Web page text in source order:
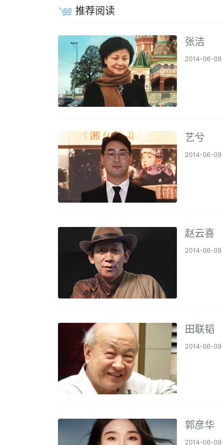
推荐阅读
张洁
2014-06-09
艺兮
2014-06-09
赵云喜
2014-06-09
田联韬
2014-06-09
郭彦华
2014-06-09